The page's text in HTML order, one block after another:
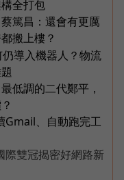
全打包
篤昌：還會有更厲
搬上樓？
導入機器人？物流
低調的二代鄭平，
Gmail、自動跑完工
際雙冠揭密好網路新